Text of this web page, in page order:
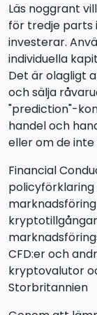
Läs noggrant
för tredje parts
investerar.
individuella
Det är olagligt
och sälja
"prediction"-
handel och
eller om de
Financial
policyförklaring
CFD:er och
kryptovalutor
Storbritannien